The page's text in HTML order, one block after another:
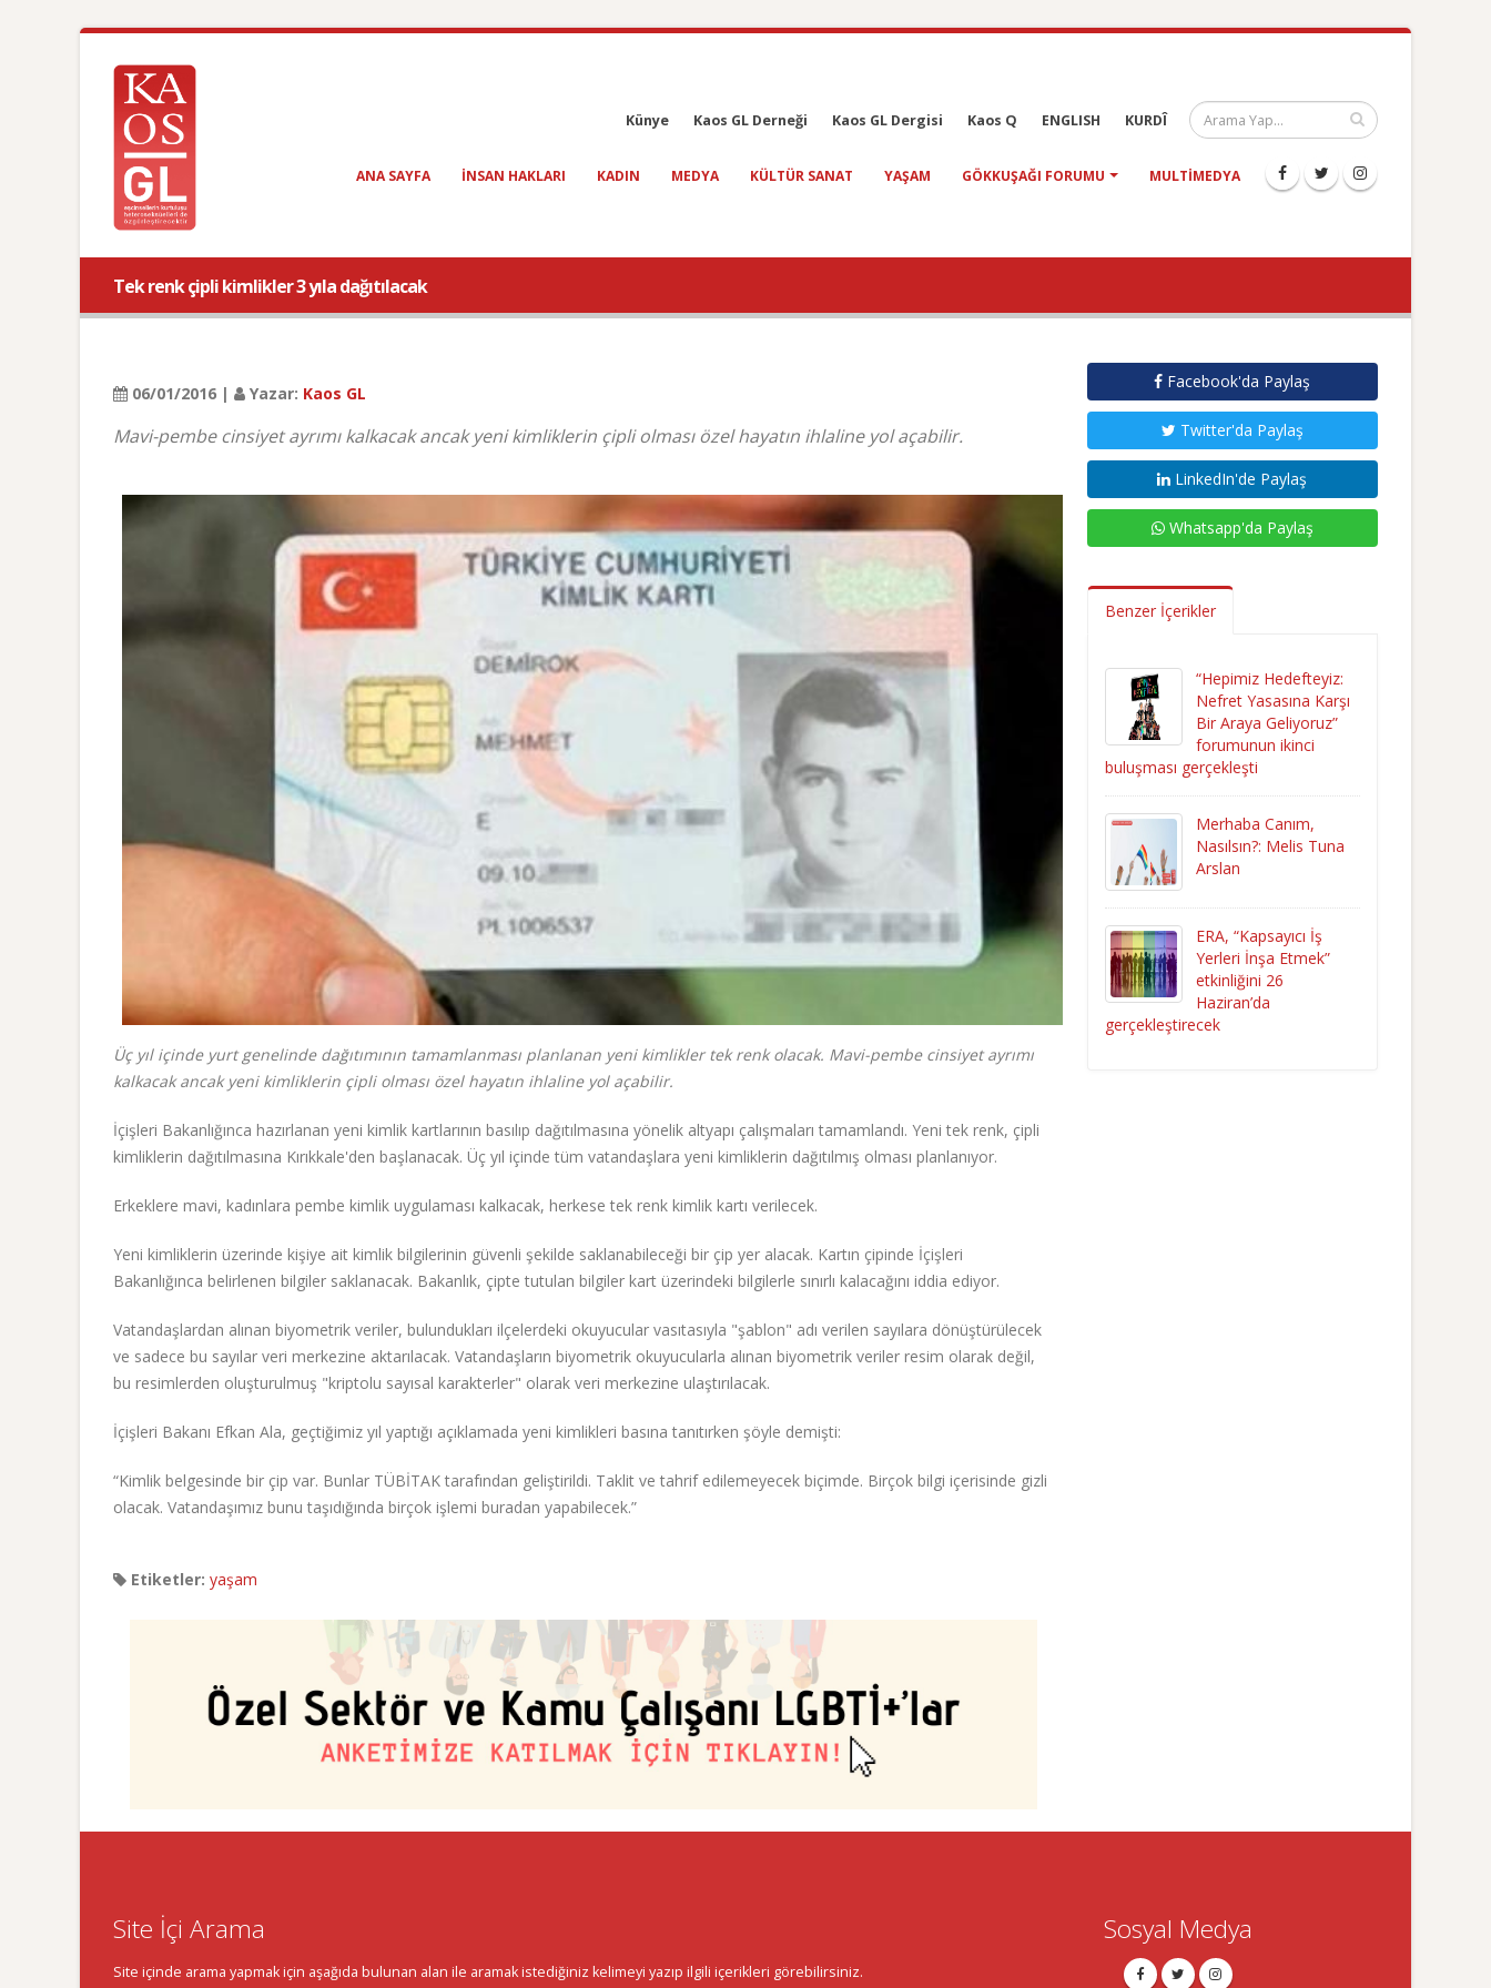
Künye Kaos GL Derneği Kaos GL Dergisi Kaos Q ENGLISH KURDÎ
ANA SAYFA INSAN HAKLARI KADIN MEDYA KÜLTÜR SANAT YAŞAM GÖKKUŞAĞI FORUMU MULTIMEDYA
Tek renk çipli kimlikler 3 yıla dağıtılacak
06/01/2016 | Yazar: Kaos GL
Mavi-pembe cinsiyet ayrımı kalkacak ancak yeni kimliklerin çipli olması özel hayatın ihlaline yol açabilir.
Üç yıl içinde yurt genelinde dağıtımının tamamlanması planlanan yeni kimlikler tek renk olacak. Mavi-pembe cinsiyet ayrımı
kalkacak ancak yeni kimliklerin çipli olması özel hayatın ihlaline yol açabilir.
İçişleri Bakanlığınca hazırlanan yeni kimlik kartlarının basılıp dağıtılmasına yönelik altyapı çalışmaları tamamlandı. Yeni tek renk, çipli
kimliklerin dağıtılmasına Kırıkkale'den başlanacak. Üç yıl içinde tüm vatandaşlara yeni kimliklerin dağıtılmış olması planlanıyor.
Erkeklere mavi, kadınlara pembe kimlik uygulaması kalkacak, herkese tek renk kimlik kartı verilecek.
Yeni kimliklerin üzerinde kişiye ait kimlik bilgilerinin güvenli şekilde saklanabileceği bir çip yer alacak. Kartın çipinde İçişleri
Bakanlığınca belirlenen bilgiler saklanacak. Bakanlık, çipte tutulan bilgiler kart üzerindeki bilgilerle sınırlı kalacağını iddia ediyor.
Vatandaşlardan alınan biyometrik veriler, bulundukları ilçelerdeki okuyucular vasıtasıyla "şablon" adı verilen sayılara dönüştürülecek
ve sadece bu sayılar veri merkezine aktarılacak. Vatandaşların biyometrik okuyucularla alınan biyometrik veriler resim olarak değil,
bu resimlerden oluşturulmuş "kriptolu sayısal karakterler" olarak veri merkezine ulaştırılacak.
İçişleri Bakanı Efkan Ala, geçtiğimiz yıl yaptığı açıklamada yeni kimlikleri basına tanıtırken şöyle demişti:
“Kimlik belgesinde bir çip var. Bunlar TÜBİTAK tarafından geliştirildi. Taklit ve tahrif edilemeyecek biçimde. Birçok bilgi içerisinde gizli
olacak. Vatandaşımız bunu taşıdığında birçok işlemi buradan yapabilecek.”
Etiketler: yaşam
Facebook'da Paylaş
Twitter'da Paylaş
LinkedIn'de Paylaş
Whatsapp'da Paylaş
Benzer İçerikler
“Hepimiz Hedefteyiz:
Nefret Yasasına Karşı
Bir Araya Geliyoruz”
forumunun ikinci
buluşması gerçekleşti
Merhaba Canım,
Nasılsın?: Melis Tuna
Arslan
ERA, “Kapsayıcı İş
Yerleri İnşa Etmek”
etkinliğini 26
Haziran’da
gerçekleştirecek
Site İçi Arama
Site içinde arama yapmak için aşağıda bulunan alan ile aramak istediğiniz kelimeyi yazıp ilgili içerikleri görebilirsiniz.
Sosyal Medya